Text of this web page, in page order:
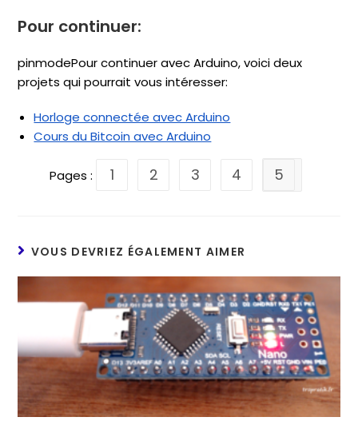
Pour continuer:
pinmodePour continuer avec Arduino, voici deux
projets qui pourrait vous intéresser:
Horloge connectée avec Arduino
Cours du Bitcoin avec Arduino
Pages : 1 2 3 4 5
VOUS DEVRIEZ ÉGALEMENT AIMER